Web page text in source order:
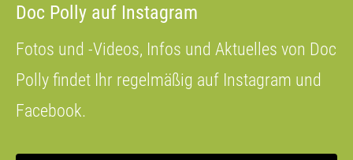
Doc Polly auf Instagram
Fotos und -Videos, Infos und Aktuelles von Doc
Polly findet Ihr regelmäßig auf Instagram und
Facebook.